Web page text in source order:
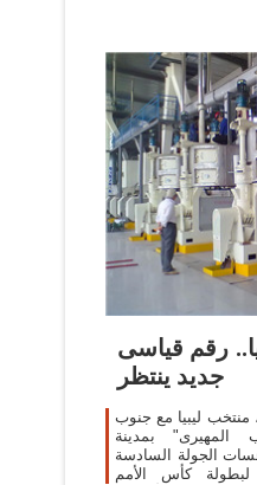
رقم قياسى
جديد ينتظر
منتخب ليبيا مع جنوب
المهيرى" بمدينة
الجولة السادسة
لبطولة كأس الأمم